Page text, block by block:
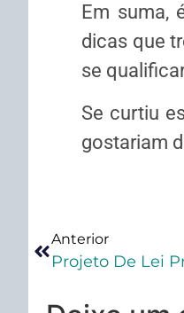
Em suma,
dicas que
se
Se curtiu
gostariam
Anterior